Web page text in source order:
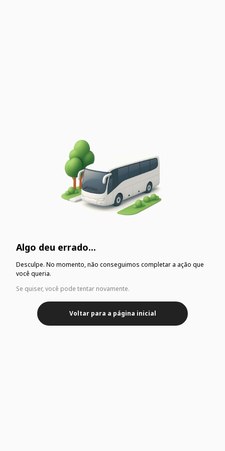
Algo deu errado...
Desculpe. No momento, não conseguimos completar a ação que
você queria.
Se quiser, você pode tentar novamente.
Voltar para a página inicial